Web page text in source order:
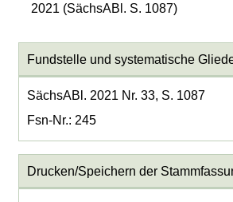
2021 (SächsABl. S. 1087)
Fundstelle und systematische
SächsABl. 2021 Nr. 33, S. 1087
Fsn-Nr.: 245
Drucken/Speichern der